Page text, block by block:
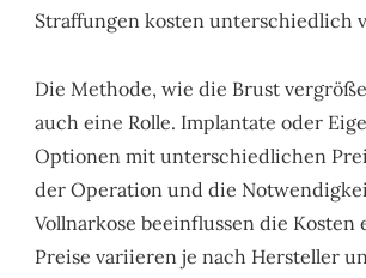
Straffungen kosten unterschiedlich
Die Methode, wie die Brust
auch eine Rolle. Implantate oder
Optionen mit unterschiedlichen
der Operation und die
Vollnarkose beeinflussen die Kosten
Preise variieren je nach Hersteller